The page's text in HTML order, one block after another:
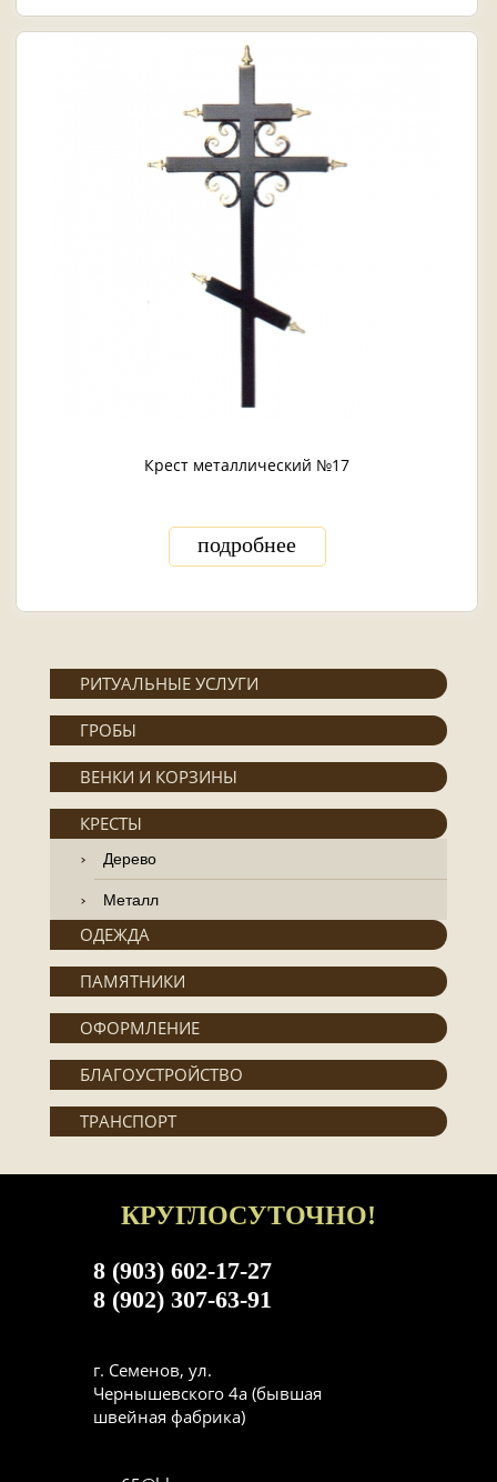
Крест металлический №17
подробнее
РИТУАЛЬНЫЕ УСЛУГИ
ГРОБЫ
ВЕНКИ И КОРЗИНЫ
КРЕСТЫ
Дерево
Металл
ОДЕЖДА
ПАМЯТНИКИ
ОФОРМЛЕНИЕ
БЛАГОУСТРОЙСТВО
ТРАНСПОРТ
КРУГЛОСУТОЧНО!
8 (903) 602-17-27
8 (902) 307-63-91
г. Семенов, ул.
Чернышевского 4а (бывшая
швейная фабрика)